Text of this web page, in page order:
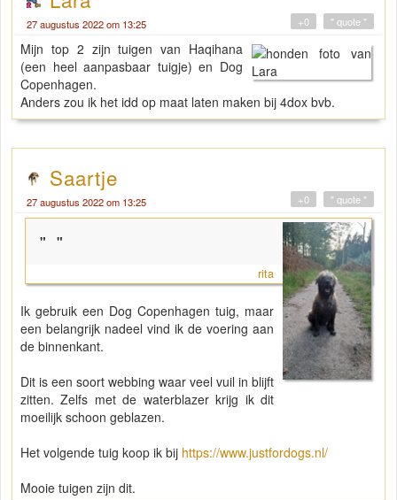
27 augustus 2022 om 13:25 " quote "
+0
Mijn top 2 zijn tuigen van Haqihana
(een heel aanpasbaar tuigje) en Dog
Copenhagen.
Anders zou ik het idd op maat laten maken bij 4dox bvb.
Saartje
27 augustus 2022 om 13:25 " quote "
+0
" "
rita
Ik gebruik een Dog Copenhagen tuig, maar
een belangrijk nadeel vind ik de voering aan
de binnenkant.
Dit is een soort webbing waar veel vuil in blijft
zitten. Zelfs met de waterblazer krijg ik dit
moeilijk schoon geblazen.
Het volgende tuig koop ik bij https://www.justfordogs.nl/
Mooie tuigen zijn dit.